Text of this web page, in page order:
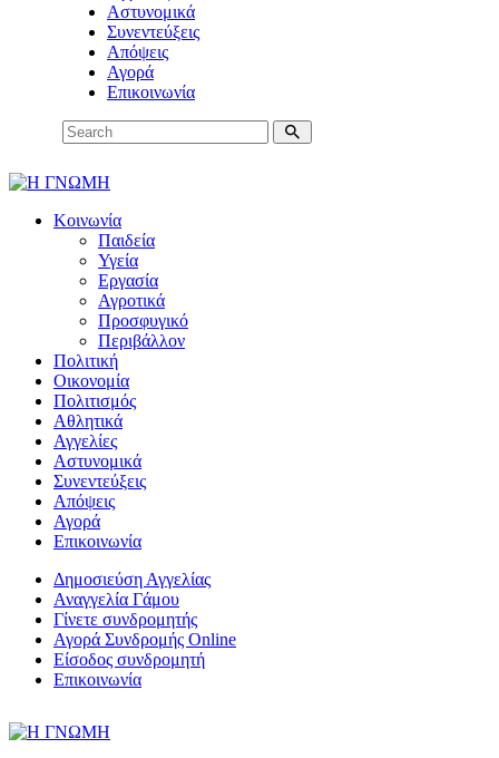
Αστυνομικά
Συνεντεύξεις
Απόψεις
Αγορά
Επικοινωνία
Κοινωνία
Παιδεία
Υγεία
Εργασία
Αγροτικά
Προσφυγικό
Περιβάλλον
Πολιτική
Οικονομία
Πολιτισμός
Αθλητικά
Αγγελίες
Αστυνομικά
Συνεντεύξεις
Απόψεις
Αγορά
Επικοινωνία
Δημοσιεύση Αγγελίας
Αναγγελία Γάμου
Γίνετε συνδρομητής
Αγορά Συνδρομής Online
Είσοδος συνδρομητή
Επικοινωνία